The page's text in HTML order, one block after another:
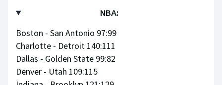
NBA:
Boston - San Antonio 97:99
Charlotte - Detroit 140:111
Dallas - Golden State 99:82
Denver - Utah 109:115